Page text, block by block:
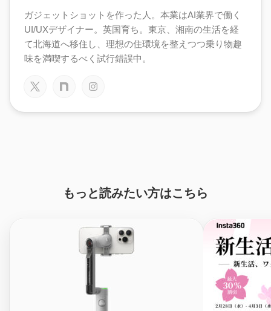
ガジェットショットを作った人。本業はAI業界で働く
UI/UXデザイナー。英国育ち。東京、湘南の生活を経
て北海道へ移住し、理想の住環境を整えつつ乗り物趣
味を満喫するべく試行錯誤中。
もっと読みたい方はこちら